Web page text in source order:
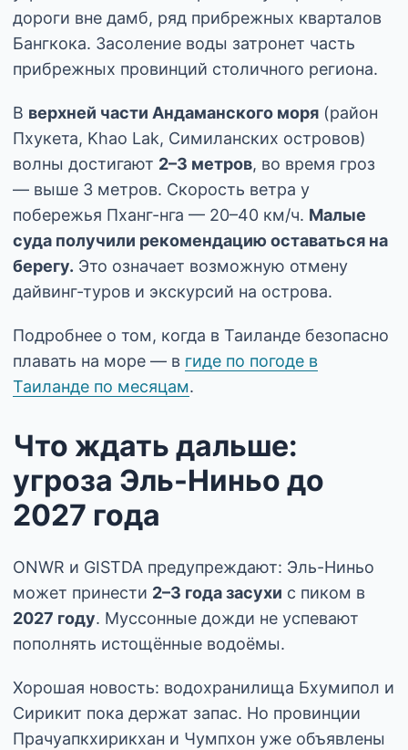
дороги вне дамб, ряд прибрежных кварталов
Бангкока. Засоление воды затронет часть
прибрежных провинций столичного региона.
В верхней части Андаманского моря (район
Пхукета, Khao Lak, Симиланских островов)
волны достигают 2–3 метров, во время гроз
— выше 3 метров. Скорость ветра у
побережья Пханг-нга — 20–40 км/ч. Малые
суда получили рекомендацию оставаться на
берегу. Это означает возможную отмену
дайвинг-туров и экскурсий на острова.
Подробнее о том, когда в Таиланде безопасно
плавать на море — в гиде по погоде в
Таиланде по месяцам.
Что ждать дальше:
угроза Эль-Ниньо до
2027 года
ONWR и GISTDA предупреждают: Эль-Ниньо
может принести 2–3 года засухи с пиком в
2027 году. Муссонные дожди не успевают
пополнять истощённые водоёмы.
Хорошая новость: водохранилища Бхумипол и
Сирикит пока держат запас. Но провинции
Прачуапкхирикхан и Чумпхон уже объявлены